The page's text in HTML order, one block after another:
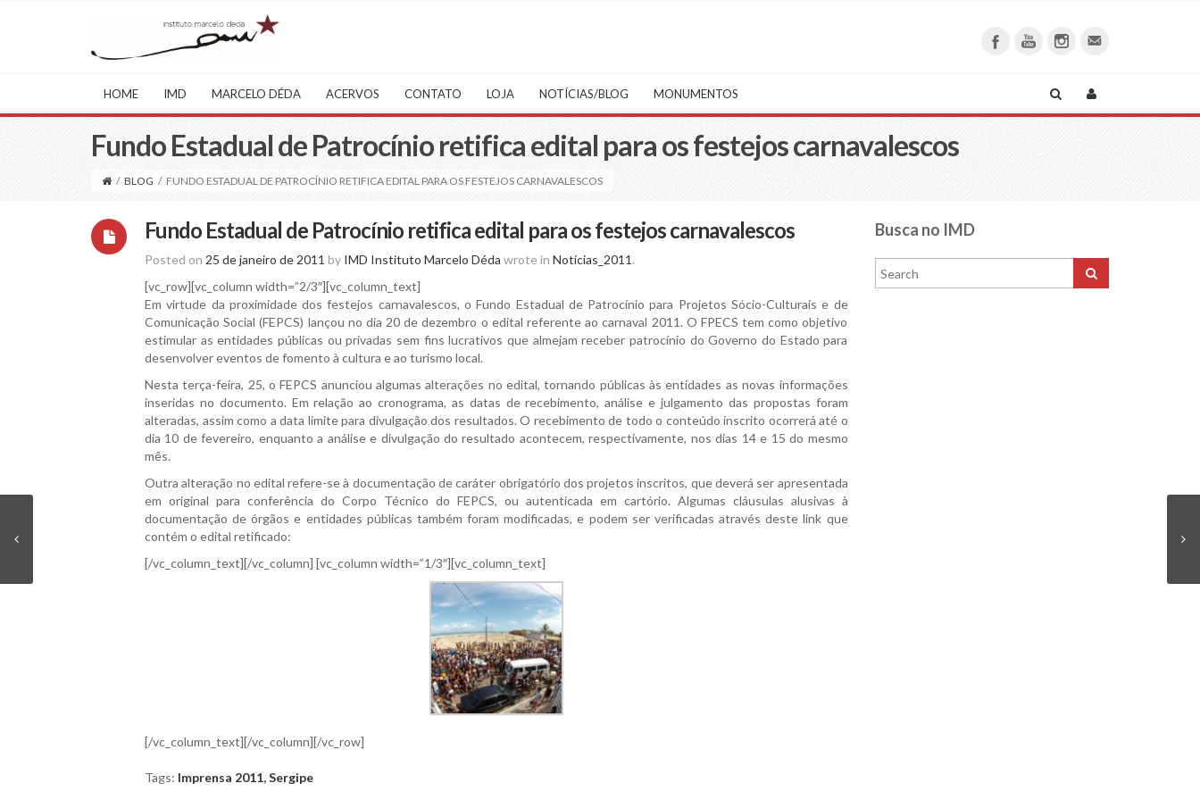
HOME IMD MARCELO DÉDA ACERVOS CONTATO LOJA NOTÍCIAS/BLOG MONUMENTOS
Fundo Estadual de Patrocínio retifica edital para os festejos carnavalescos
/ BLOG / FUNDO ESTADUAL DE PATROCÍNIO RETIFICA EDITAL PARA OS FESTEJOS CARNAVALESCOS
Fundo Estadual de Patrocínio retifica edital para os festejos carnavalescos
Posted on 25 de janeiro de 2011 by IMD Instituto Marcelo Déda wrote in Notícias_2011 .
[vc_row][vc_column width=”2/3″][vc_column_text]
Em virtude da proximidade dos festejos carnavalescos, o Fundo Estadual de Patrocínio para Projetos Sócio-Culturais e de
Comunicação Social (FEPCS) lançou no dia 20 de dezembro o edital referente ao carnaval 2011. O FPECS tem como objetivo
estimular as entidades públicas ou privadas sem fins lucrativos que almejam receber patrocínio do Governo do Estado para
desenvolver eventos de fomento à cultura e ao turismo local.
Nesta terça-feira, 25, o FEPCS anunciou algumas alterações no edital, tornando públicas às entidades as novas informações
inseridas no documento. Em relação ao cronograma, as datas de recebimento, análise e julgamento das propostas foram
alteradas, assim como a data limite para divulgação dos resultados. O recebimento de todo o conteúdo inscrito ocorrerá até o
dia 10 de fevereiro, enquanto a análise e divulgação do resultado acontecem, respectivamente, nos dias 14 e 15 do mesmo
mês.
Outra alteração no edital refere-se à documentação de caráter obrigatório dos projetos inscritos, que deverá ser apresentada
em original para conferência do Corpo Técnico do FEPCS, ou autenticada em cartório. Algumas cláusulas alusivas à
documentação de órgãos e entidades públicas também foram modificadas, e podem ser verificadas através deste link que
contém o edital retificado:
[/vc_column_text][/vc_column] [vc_column width=”1/3″][vc_column_text]
[/vc_column_text][/vc_column][/vc_row]
Tags: Imprensa 2011,Sergipe
Busca no IMD